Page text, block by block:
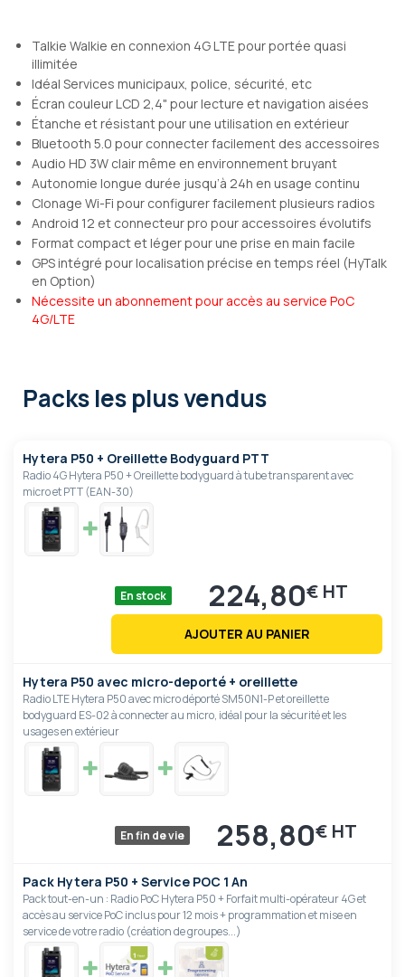
Talkie Walkie en connexion 4G LTE pour portée quasi
illimitée
Idéal Services municipaux, police, sécurité, etc
Écran couleur LCD 2,4" pour lecture et navigation aisées
Étanche et résistant pour une utilisation en extérieur
Bluetooth 5.0 pour connecter facilement des accessoires
Audio HD 3W clair même en environnement bruyant
Autonomie longue durée jusqu’à 24h en usage continu
Clonage Wi-Fi pour configurer facilement plusieurs radios
Android 12 et connecteur pro pour accessoires évolutifs
Format compact et léger pour une prise en main facile
GPS intégré pour localisation précise en temps réel (HyTalk
en Option)
Nécessite un abonnement pour accès au service PoC
4G/LTE
Packs les plus vendus
Hytera P50 + Oreillette Bodyguard PTT
Radio 4G Hytera P50 + Oreillette bodyguard à tube transparent avec
micro et PTT (EAN-30)
En stock 224,80€
AJOUTER AU PANIER
Hytera P50 avec micro-deporté + oreillette
Radio LTE Hytera P50 avec micro déporté SM50N1-P et oreillette
bodyguard ES-02 à connecter au micro, idéal pour la sécurité et les
usages en extérieur
En fin de vie 258,80€
Pack Hytera P50 + Service POC 1 An
Pack tout-en-un : Radio PoC Hytera P50 + Forfait multi-opérateur 4G et
accès au service PoC inclus pour 12 mois + programmation et mise en
service de votre radio (création de groupes...)